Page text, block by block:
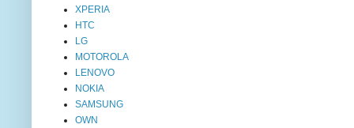
XPERIA
HTC
LG
MOTOROLA
LENOVO
NOKIA
SAMSUNG
OWN